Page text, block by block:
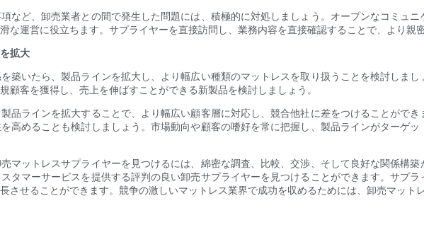
など、卸売業者との間で発生した問題には、積極的に対処しましょう。オープンなコミュ
な運営に役立ちます。サプライヤーを直接訪問し、業務内容を直接確認することで、より親
拡大
築いたら、製品ラインを拡大し、より幅広い種類のマットレスを取り扱うことを検討しま
顧客を獲得し、売上を伸ばすことができる新製品を検討しましょう。
品ラインを拡大することで、より幅広い顧客層に対応し、競合他社に差をつけることがで
高めることも検討しましょう。市場動向や顧客の嗜好を常に把握し、製品ラインがターゲ
マットレスサプライヤーを見つけるには、綿密な調査、比較、交渉、そして良好な関係構
タマーサービスを提供する評判の良い卸売サプライヤーを見つけることができます。サプ
させることができます。競争の激しいマットレス業界で成功を収めるためには、卸売マット